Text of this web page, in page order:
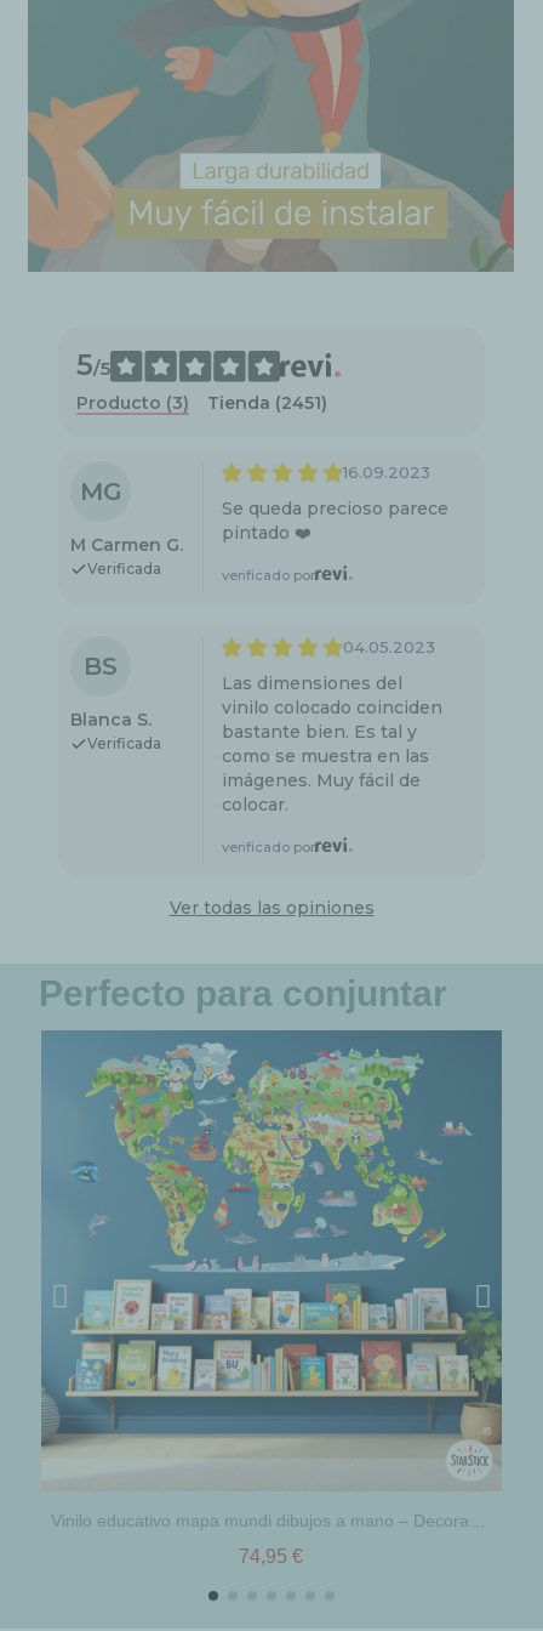
5/5
Producto (3) Tienda (2451)
MG
M Carmen G.
Verificada
16.09.2023
Se queda precioso parece
pintado ❤️
verificado por
BS
Blanca S.
Verificada
04.05.2023
Las dimensiones del
vinilo colocado coinciden
bastante bien. Es tal y
como se muestra en las
imágenes. Muy fácil de
colocar.
verificado por
Ver todas las opiniones
Perfecto para conjuntar
74,95 €